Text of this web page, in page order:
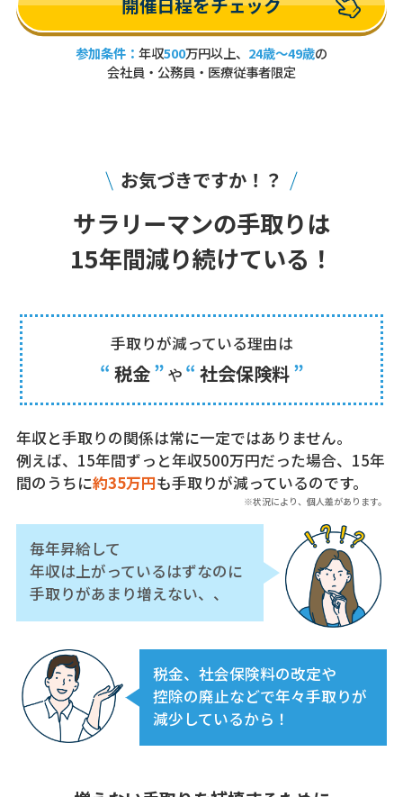
開催日程をチェック
参加条件： 年収500万円以上、 24歳～49歳の
会社員・公務員・医療従事者限定
お気づきですか！？
サラリーマンの手取りは
15年間減り続けている！
手取りが減っている理由は
“ 税金” や “ 社会保険料”
年収と手取りの関係は常に一定ではありません。
例えば、15年間ずっと年収500万円だった場合、15年
間のうちに約35万円も手取りが減っているのです。
※状況により、個人差があります。
毎年昇給して
年収は上がっているはずなのに
手取りがあまり増えない、、
税金、社会保険料の改定や
控除の廃止などで年々手取りが
減少しているから！